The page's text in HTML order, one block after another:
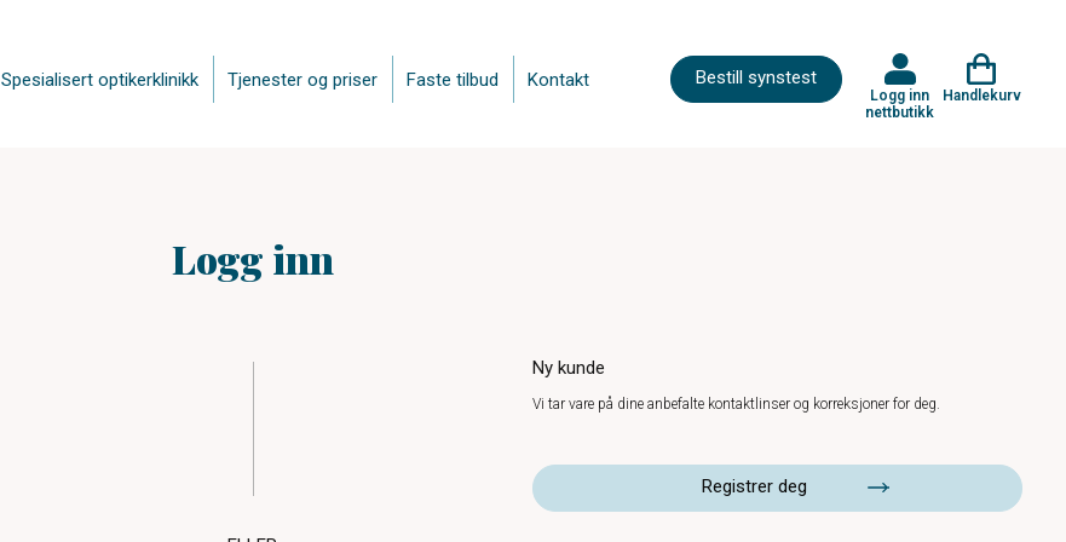
Bestill synstest
Spesialisert optikerklinikk Tjenester og priser Faste tilbud Kontakt
Logg inn
nettbutikk
Handlekurv
Logg inn
Ny kunde
Vi tar vare på dine anbefalte kontaktlinser og korreksjoner for deg.
Registrer deg